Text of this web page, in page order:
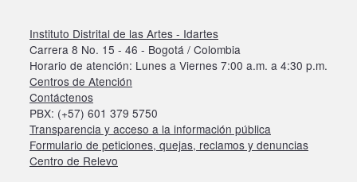
Instituto Distrital de las Artes - Idartes
Carrera 8 No. 15 - 46 - Bogotá / Colombia
Horario de atención: Lunes a Viernes 7:00 a.m. a 4:30 p.m.
Centros de Atención
Contáctenos
PBX: (+57) 601 379 5750
Transparencia y acceso a la información pública
Formulario de peticiones, quejas, reclamos y denuncias
Centro de Relevo